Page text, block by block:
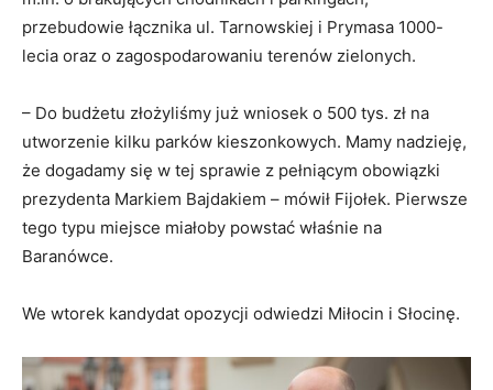
przebudowie łącznika ul. Tarnowskiej i Prymasa 1000-
lecia oraz o zagospodarowaniu terenów zielonych.
– Do budżetu złożyliśmy już wniosek o 500 tys. zł na
utworzenie kilku parków kieszonkowych. Mamy nadzieję,
że dogadamy się w tej sprawie z pełniącym obowiązki
prezydenta Markiem Bajdakiem – mówił Fijołek. Pierwsze
tego typu miejsce miałoby powstać właśnie na
Baranówce.
We wtorek kandydat opozycji odwiedzi Miłocin i Słocinę.